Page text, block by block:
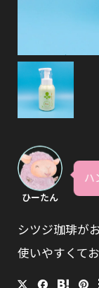
ひーたん
ハ
シツジ珈琲が
使いやすくて